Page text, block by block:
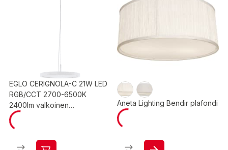
EGLO CERIGNOLA-C 21W LED
RGB/CCT 2700-6500K
2400lm valkoinen
riippuvalaisin
Aneta Lighting Bendir plafondi